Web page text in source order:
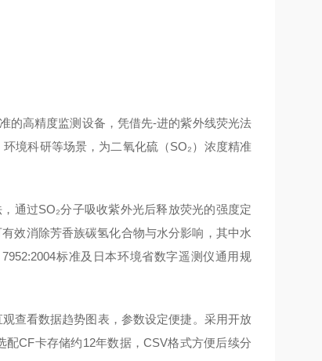
的高精度监测设备，凭借先-进的紫外线荧光法
境科研等场景，为二氧化硫（SO₂）浓度精准
通过SO₂分子吸收紫外光后释放荧光的强度定
效消除芳香族碳氢化合物与水分影响，其中水
标准及日本环境省数字遥测仪通用规
查看数据趋势图表，参数设定便捷。采用开放
CF卡存储约12年数据，CSV格式方便后续分